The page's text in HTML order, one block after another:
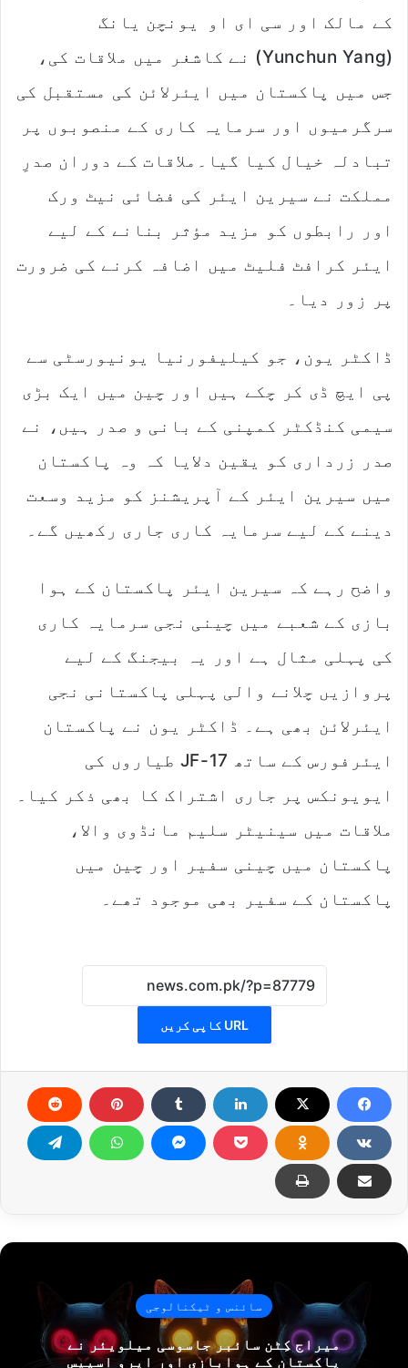
e
m
i
کے مالک اور سی ای او یونچن یانگ
(Yunchun Yang) نے کاشغر میں ملاقات کی،
جس میں پاکستان میں ایئرلائن کی مستقبل کی
سرگرمیوں اور سرمایہ کاری کے منصوبوں پر
تبادلہ خیال کیا گیا۔ملاقات کے دوران صدرِ
مملکت نے سیرین ایئر کی فضائی نیٹ ورک
اور رابطوں کو مزید مؤثر بنانے کے لیے
ایئر کرافٹ فلیٹ میں اضافہ کرنے کی ضرورت
پر زور دیا۔
ڈاکٹر یون، جو کیلیفورنیا یونیورسٹی سے
پی ایچ ڈی کر چکے ہیں اور چین میں ایک بڑی
سیمی کنڈکٹر کمپنی کے بانی و صدر ہیں، نے
صدر زرداری کو یقین دلایا کہ وہ پاکستان
میں سیرین ایئر کے آپریشنز کو مزید وسعت
دینے کے لیے سرمایہ کاری جاری رکھیں گے۔
واضح رہے کہ سیرین ایئر پاکستان کے ہوا
بازی کے شعبے میں چینی نجی سرمایہ کاری
کی پہلی مثال ہے اور یہ بیجنگ کے لیے
پروازیں چلانے والی پہلی پاکستانی نجی
ایئرلائن بھی ہے۔ ڈاکٹر یون نے پاکستان
ایئرفورس کے ساتھ JF-17 طیاروں کی
ایویونکس پر جاری اشتراک کا بھی ذکر کیا۔
ملاقات میں سینیٹر سلیم مانڈوی والا،
پاکستان میں چینی سفیر اور چین میں
پاکستان کے سفیر بھی موجود تھے۔
URL کاپی کریں
سائنس و ٹیکنالوجی
میراج کِٹن سائبر جاسوسی میلویئر نے
پاکستان کے ہوابازی اور ایرو اسپیس